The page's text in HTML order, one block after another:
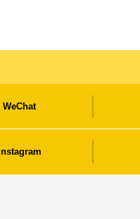
WeChat
Instagram